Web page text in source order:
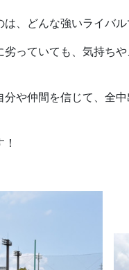
、どんな強いライバ
劣っていても、気持ち
分や仲間を信じて、全